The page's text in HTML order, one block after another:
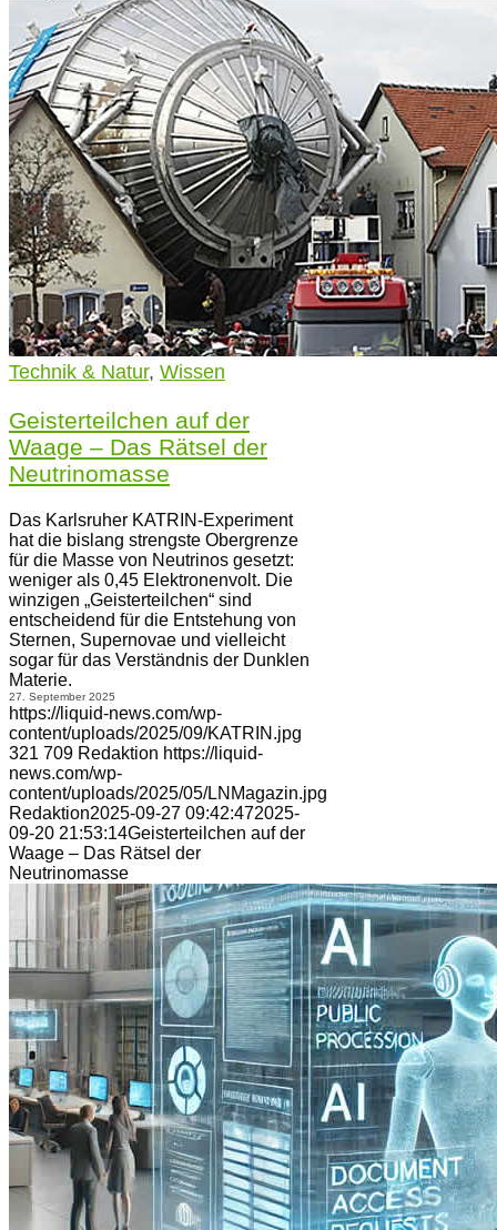
Technik & Natur, Wissen
Geisterteilchen auf der
Waage – Das Rätsel der
Neutrinomasse
Das Karlsruher KATRIN-Experiment
hat die bislang strengste Obergrenze
für die Masse von Neutrinos gesetzt:
weniger als 0,45 Elektronenvolt. Die
winzigen „Geisterteilchen“ sind
entscheidend für die Entstehung von
Sternen, Supernovae und vielleicht
sogar für das Verständnis der Dunklen
Materie.
27. September 2025
https://liquid-news.com/wp-
content/uploads/2025/09/KATRIN.jpg
321 709 Redaktion https://liquid-
news.com/wp-
content/uploads/2025/05/LNMagazin.jpg
Redaktion2025-09-27 09:42:472025-
09-20 21:53:14Geisterteilchen auf der
Waage – Das Rätsel der
Neutrinomasse